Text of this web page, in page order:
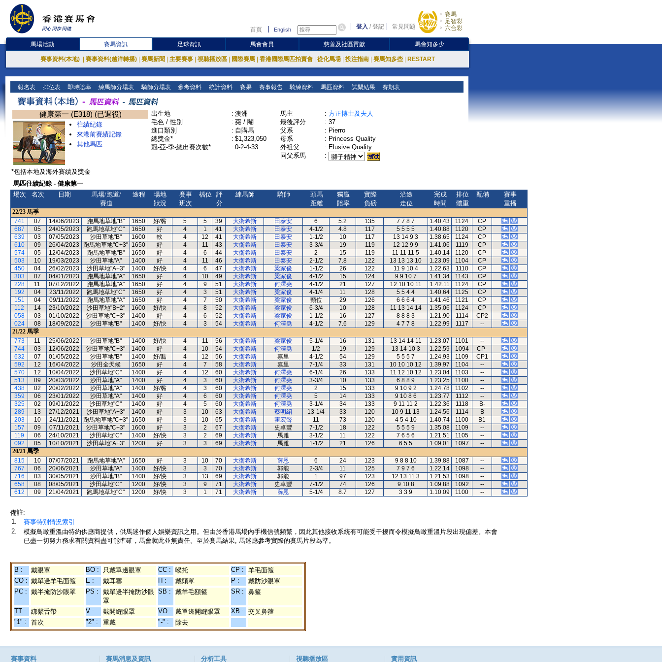
首頁 English 登入 /登記 常見問題
賽馬
足智彩
六合彩
馬場活動 賽馬資訊 足球資訊 馬會會員 慈善及社區貢獻 馬會知多少
賽事資料(本地) 賽事資料(越洋轉播) 賽馬新聞 主要賽事 視聽播放區 國際賽馬 香港國際馬匹拍賣會 從化馬場 投注指南 賽馬知多些 RESTART
報名表 排位表 即時賠率 練馬師分場表 騎師分場表 參考資料 統計資料 賽果 賽事報告 騎練資料 馬匹資料 試閘結果 賽期表
健康第一 (E318) (已退役)
往績紀錄
來港前賽績記錄
其他馬匹
出生地 : 澳洲
毛色 / 性別
: 棗 / 閹
進口類別
: 自購馬
總獎金*
: $1,323,050
冠-亞-季-總出賽次數*
: 0-2-4-33
馬主 : 方正博士及夫人
最後評分
: 37
父系
: Pierro
母系
: Princess Quality
外祖父
: Elusive Quality
同父系馬
:
*包括本地及海外賽績及獎金
馬匹往績紀錄 - 健康第一
場次
名次 日期
馬場/跑道/
賽道
途程
場地
狀況
賽事
班次
檔位
評
分
練馬師 騎師
頭馬
距離
獨贏
賠率
實際
負磅
沿途
走位
完成
時間
排位
體重
配備
賽事
重播
22/23 馬季
741
07 14/06/2023 跑馬地草地"B" 1650 好/黏 5 5 39 大衛希斯 田泰安 6 5.2 135 7 7 8 7 1.40.43 1124
CP
687
05 24/05/2023 跑馬地草地"C" 1650 好 4 1 41 大衛希斯 田泰安 4-1/2 4.8 117 5 5 5 5 1.40.88 1120
CP
639
03 07/05/2023 沙田草地"B" 1600 軟 4 12 41 大衛希斯 田泰安 1-1/2 10 117 13 14 9 3 1.38.65 1124
CP
610
09 26/04/2023 跑馬地草地"C+3" 1650 好 4 11 43 大衛希斯 田泰安 3-3/4 19 119 12 12 9 9 1.41.06 1119
CP
574
05 12/04/2023 跑馬地草地"B" 1650 好 4 6 44 大衛希斯 田泰安 2 15 119 11 11 11 5 1.40.14 1120
CP
503
10 19/03/2023 沙田草地"A" 1400 好 4 11 46 大衛希斯 田泰安 2-1/2 7.8 122 13 13 13 10 1.23.09 1104
CP
450
04 26/02/2023 沙田草地"A+3" 1400 好/快 4 6 47 大衛希斯 梁家俊 1-1/2 26 122 11 9 10 4 1.22.63 1110
CP
303
07 04/01/2023 跑馬地草地"A" 1650 好 4 10 49 大衛希斯 梁家俊 4-1/2 15 124 9 9 10 7 1.41.34 1143
CP
228
11 07/12/2022 跑馬地草地"A" 1650 好 4 9 51 大衛希斯 何澤堯 4-1/2 21 127 12 10 10 11 1.42.11 1124
CP
192
04 23/11/2022 跑馬地草地"C" 1650 好 4 3 51 大衛希斯 梁家俊 4-1/4 11 128 5 5 4 4 1.40.64 1125
CP
151
04 09/11/2022 跑馬地草地"A" 1650 好 4 7 50 大衛希斯 梁家俊 頸位 29 126 6 6 6 4 1.41.46 1121
CP
112
14 23/10/2022 沙田草地"B+2" 1600 好/快 4 8 52 大衛希斯 梁家俊 6-3/4 10 128 11 13 14 14 1.35.06 1124
CP
058
03 01/10/2022 沙田草地"C+3" 1400 好 4 6 52 大衛希斯 梁家俊 1-1/2 16 127 8 8 8 3 1.21.90 1114
CP2
024
08 18/09/2022 沙田草地"B" 1400 好/快 4 3 54 大衛希斯 何澤堯 4-1/2 7.6 129 4 7 7 8 1.22.99 1117
--
21/22 馬季
773
11 25/06/2022 沙田草地"B" 1400 好/快 4 11 56 大衛希斯 梁家俊 5-1/4 16 131 13 14 14 11 1.23.07 1101
--
744
03 12/06/2022 沙田草地"C+3" 1400 好 4 10 54 大衛希斯 何澤堯 1/2 19 129 13 14 10 3 1.22.59 1094
CP-
632
07 01/05/2022 沙田草地"B" 1400 好/黏 4 12 56 大衛希斯 嘉里 4-1/2 54 129 5 5 5 7 1.24.93 1109
CP1
592
12 16/04/2022 沙田全天候 1650 好 4 7 58 大衛希斯 嘉里 7-1/4 33 131 10 10 10 12 1.39.97 1104
--
570
12 10/04/2022 沙田草地"C" 1400 好 4 12 60 大衛希斯 何澤堯 6-1/4 26 133 11 12 10 12 1.23.04 1103
--
513
09 20/03/2022 沙田草地"A" 1400 好 4 3 60 大衛希斯 何澤堯 3-3/4 10 133 6 8 8 9 1.23.25 1100
--
438
02 20/02/2022 沙田草地"A" 1400 好/黏 4 3 60 大衛希斯 何澤堯 2 15 133 9 10 9 2 1.24.78 1102
--
359
06 23/01/2022 沙田草地"A" 1400 好 4 6 60 大衛希斯 何澤堯 5 14 133 9 10 8 6 1.23.77 1112
--
325
02 09/01/2022 沙田草地"C" 1400 好 4 5 60 大衛希斯 何澤堯 3-1/4 34 133 9 11 11 2 1.22.36 1118
B-
289
13 27/12/2021 沙田草地"A+3" 1400 好 3 10 63 大衛希斯 蔡明紹 13-1/4 33 120 10 9 11 13 1.24.56 1114
B
203
10 24/11/2021 跑馬地草地"C+3" 1650 好 3 10 65 大衛希斯 霍宏聲 11 73 120 4 5 4 10 1.40.74 1100
B1
157
09 07/11/2021 沙田草地"C+3" 1600 好 3 2 67 大衛希斯 史卓豐 7-1/2 18 122 5 5 5 9 1.35.08 1109
--
119
06 24/10/2021 沙田草地"C" 1400 好/快 3 2 69 大衛希斯 馬雅 3-1/2 11 122 7 6 5 6 1.21.51 1105
--
092
05 10/10/2021 沙田草地"A+3" 1200 好 3 3 69 大衛希斯 馬雅 1-1/2 21 126 6 5 5 1.09.01 1097
--
20/21 馬季
815
10 07/07/2021 跑馬地草地"A" 1650 好 3 10 70 大衛希斯 薛恩 6 24 123 9 8 8 10 1.39.88 1087
--
767
06 20/06/2021 沙田草地"A" 1400 好/快 3 3 70 大衛希斯 郭能 2-3/4 11 125 7 9 7 6 1.22.14 1098
--
716
03 30/05/2021 沙田草地"B" 1400 好/快 3 13 69 大衛希斯 郭能 1 97 123 12 13 11 3 1.21.53 1098
--
658
08 08/05/2021 沙田草地"C" 1200 好/快 3 9 71 大衛希斯 史卓豐 7-1/2 74 126 9 10 8 1.09.88 1092
--
612
09 21/04/2021 跑馬地草地"C" 1200 好/快 3 1 71 大衛希斯 薛恩 5-1/4 8.7 127 3 3 9 1.10.09 1100 --
備註:
1.
賽事特別情況索引
2.
模擬鳥瞰重溫由特約供應商提供，供馬迷作個人娛樂資訊之用。但由於香港馬場內手機信號頻繁，因此其他接收系統有可能受干擾而令模擬鳥瞰重溫片段出現偏差。本會
已盡一切努力務求有關資料盡可能準確，馬會就此並無責任。至於賽馬結果, 馬迷應參考實際的賽馬片段為準。
B : 戴眼罩 BO : 只戴單邊眼罩 CC : 喉托 CP :
羊毛面箍
CO : 戴單邊羊毛面箍 E : 戴耳塞 H : 戴頭罩 P :
戴防沙眼罩
PC : 戴半掩防沙眼罩 PS :
戴單邊半掩防沙眼
罩
SB : 戴羊毛額箍 SR : 鼻箍
TT : 綁繫舌帶 V : 戴開縫眼罩 VO : 戴單邊開縫眼罩 XB :
交叉鼻箍
"1" :
首次 "2" : 重戴 "-" : 除去
賽事資料 賽馬消息及資訊 分析工具 視聽播放區 實用資訊